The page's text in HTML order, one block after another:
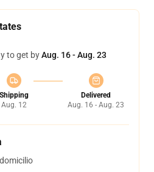
to get byAug. 16 - Aug. 23
Shipping
Aug. 12
Delivered
Aug. 16 - Aug. 23